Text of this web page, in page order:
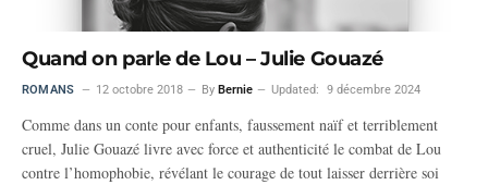
Quand on parle de Lou – Julie Gouazé
ROMANS 12 octobre 2018 By Bernie Updated: 9 décembre 2024
Comme dans un conte pour enfants, faussement naïf et terriblement
cruel, Julie Gouazé livre avec force et authenticité le combat de Lou
contre l’homophobie, révélant le courage de tout laisser derrière soi